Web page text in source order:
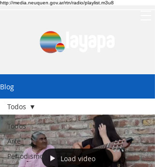
http://media.neuquen.gov.ar/rtn/radio/playlist.m3u8
Blog
Todos
Arte
Periodismo
Todos
Load video